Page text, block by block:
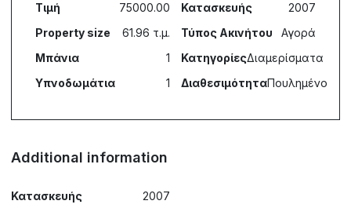
Τιμή
75000.00
Property size
61.96 τ.μ.
Μπάνια
1
Υπνοδωμάτια
1
Κατασκευής
2007
Τύπος Ακινήτου
Αγορά
ΚατηγορίεςΔιαμερίσματα
ΔιαθεσιμότηταΠουλημένο
Additional information
Κατασκευής 2007